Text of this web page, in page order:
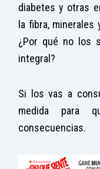
diabetes y otras
la fibra,
¿Por qué no los
integral?
Si los vas a
medida para
consecuencias.